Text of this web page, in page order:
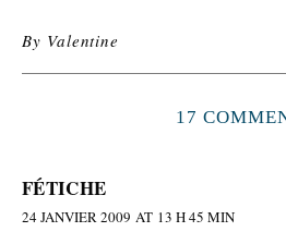
By Valentine
17
FÉTICHE
24 JANVIER 2009 AT 13 H 45 MIN